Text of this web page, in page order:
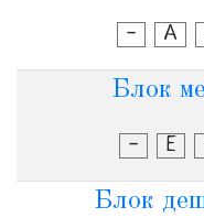
- А
Блок
- Е
Блок